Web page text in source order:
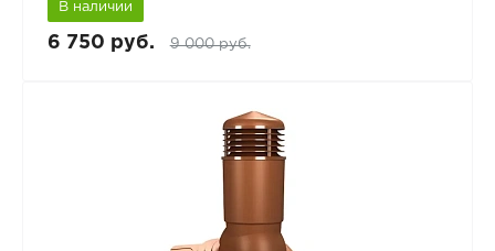
В наличии
6 750 руб. 9 000 руб.